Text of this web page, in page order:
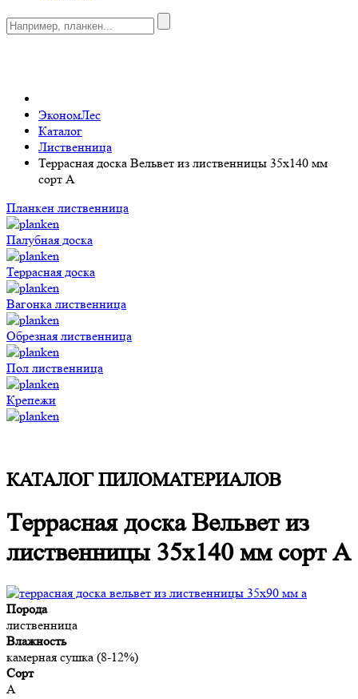
ЭкономЛес
Каталог
Лиственница
Террасная доска Вельвет из лиственницы 35x140 мм
сорт A
Планкен лиственница
Палубная доска
Террасная доска
Вагонка лиственница
Обрезная лиственница
Пол лиственница
Крепежи
КАТАЛОГ ПИЛОМАТЕРИАЛОВ
Террасная доска Вельвет из
лиственницы 35x140 мм сорт A
Порода
лиственница
Влажность
камерная сушка (8-12%)
Сорт
A